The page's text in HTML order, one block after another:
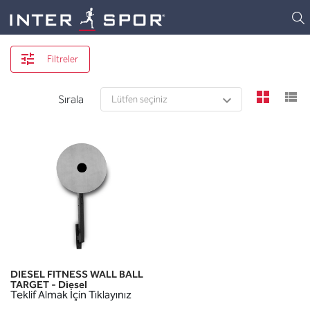
Filtreler
Sırala
DIESEL FITNESS WALL BALL
TARGET - Diesel
Teklif Almak İçin Tıklayınız